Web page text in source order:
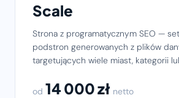
Scale
Strona z programatycznym SEO —
podstron generowanych z plików
targetujących wiele miast, kategorii
od 14 000 zł netto